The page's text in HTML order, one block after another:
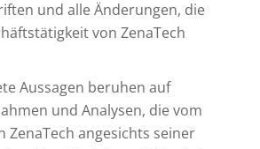
und alle Änderungen, die
von ZenaTech
Aussagen beruhen auf
und Analysen, die vom
ZenaTech angesichts seiner